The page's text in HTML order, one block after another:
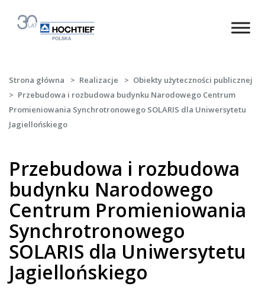
Strona główna > Realizacje > Obiekty użyteczności publicznej
> Przebudowa i rozbudowa budynku Narodowego Centrum
Promieniowania Synchrotronowego SOLARIS dla Uniwersytetu
Jagiellońskiego
Przebudowa i rozbudowa
budynku Narodowego
Centrum Promieniowania
Synchrotronowego
SOLARIS dla Uniwersytetu
Jagiellońskiego